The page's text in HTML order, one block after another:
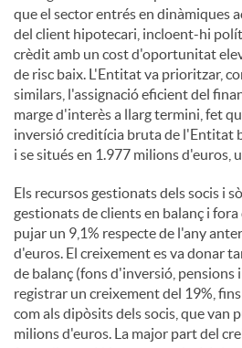
que el sector entrés en dinàmiques
del client hipotecari, incloent-hi
crèdit amb un cost d'oportunitat
de risc baix. L'Entitat va prioritzar,
similars, l'assignació eficient del
marge d'interès a llarg termini, fet
inversió creditícia bruta de l'Entitat
i se situés en 1.977 milions d'euros,
Els recursos gestionats dels socis i
gestionats de clients en balanç i
pujar un 9,1% respecte de l'any
d'euros. El creixement es va donar
de balanç (fons d'inversió, pensions
registrar un creixement del 19%,
com als dipòsits dels socis, que van
milions d'euros. La major part del